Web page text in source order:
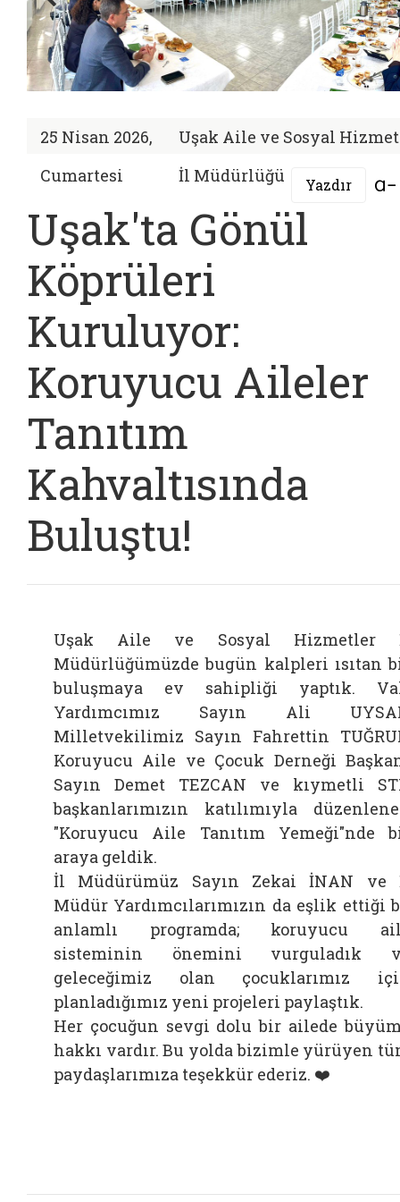
25 Nisan 2026,
Cumartesi
Uşak Aile ve Sosyal
İl Müdürlüğü
Yazdır
Uşak'ta Gönül
Köprüleri
Kuruluyor:
Koruyucu Aileler
Tanıtım
Kahvaltısında
Buluştu!
Uşak Aile ve Sosyal Hizmetler
Müdürlüğümüzde bugün kalpleri ısıtan
buluşmaya ev sahipliği yaptık.
Yardımcımız Sayın Ali
Milletvekilimiz Sayın Fahrettin
Koruyucu Aile ve Çocuk Derneği
Sayın Demet TEZCAN ve kıymetli
başkanlarımızın katılımıyla
"Koruyucu Aile Tanıtım Yemeği"nde
araya geldik.
İl Müdürümüz Sayın Zekai İNAN ve
Müdür Yardımcılarımızın da eşlik ettiği
anlamlı programda; koruyucu
sisteminin önemini vurguladık
geleceğimiz olan çocuklarımız
planladığımız yeni projeleri paylaştık.
Her çocuğun sevgi dolu bir ailede
hakkı vardır. Bu yolda bizimle yürüyen
paydaşlarımıza teşekkür ederiz. ❤️